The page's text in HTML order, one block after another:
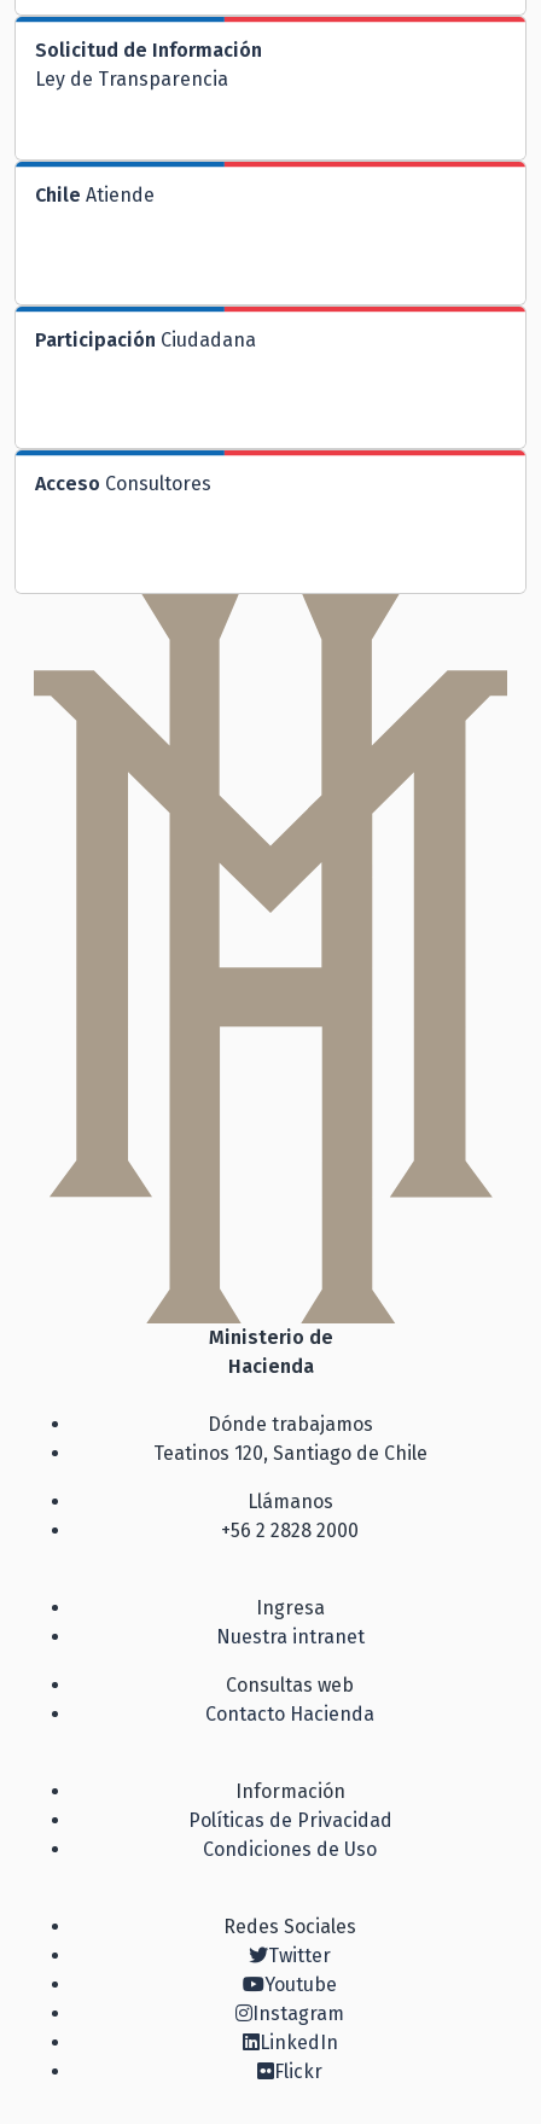
Solicitud de Información
Ley de Transparencia
Chile Atiende
Participación Ciudadana
Acceso Consultores
Ministerio de
Hacienda
Dónde trabajamos
Teatinos 120, Santiago de Chile
Llámanos
+56 2 2828 2000
Ingresa
Nuestra intranet
Consultas web
Contacto Hacienda
Información
Políticas de Privacidad
Condiciones de Uso
Redes Sociales
Twitter
Youtube
Instagram
LinkedIn
Flickr